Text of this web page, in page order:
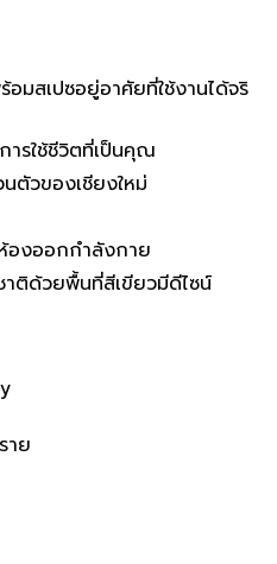
มสเปซอยู่อาศัยที่ใช้งานได้จริ
ารใช้ชีวิตที่เป็นคุณ
นตัวของเชียงใหม่
องออกกำลังกาย
าติด้วยพื้นที่สีเขียวมีดีไซน์
าย